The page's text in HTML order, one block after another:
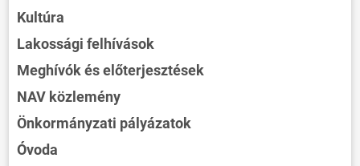
Kultúra
Lakossági felhívások
Meghívók és előterjesztések
NAV közlemény
Önkormányzati pályázatok
Óvoda